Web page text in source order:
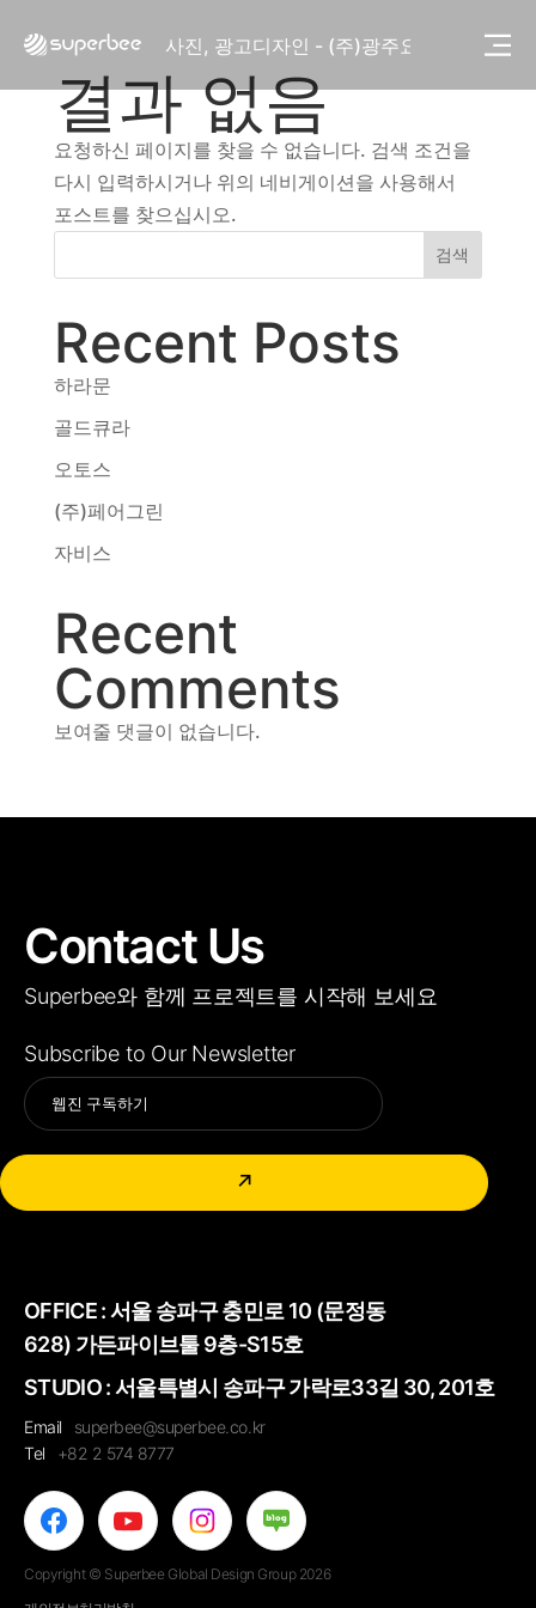
사진, 광고디자인 - (주)광주요
웹사이트 - (주)세스코
제품디자인 - 삼성전자㈜
동영상, CI - 카피어랜드㈜
동영상, 홈페이지 - (주)분독
동영상, 카탈로그 - 피자마루
웹사이트 - 백조씽크
패키지, 디자인 - 고려은단
동영상 - ㈜고피자
동영상 - 모모스커피㈜
동영상, 카탈로그 - 피자마루
웹사이트 - 백조씽크
사진, 광고디자인 - 중외제약
패키지, 디자인 - 고려은단
동영상 - (주)듀오백
동영상 - 삼양홀딩스
결과 없음
요청하신 페이지를 찾을 수 없습니다. 검색 조건을
다시 입력하시거나 위의 네비게이션을 사용해서
포스트를 찾으십시오.
검색
Recent Posts
하라문
골드큐라
오토스
(주)페어그린
자비스
Recent
Comments
보여줄 댓글이 없습니다.
Contact Us
Superbee와 함께 프로젝트를 시작해 보세요
Subscribe to Our Newsletter
↗
Alternative:
OFFICE :서울 송파구 충민로 10 (문정동
628) 가든파이브툴 9층-S15호
STUDIO : 서울특별시 송파구 가락로33길 30, 201호
Email
superbee@superbee.co.kr
Tel
+82 2 574 8777
Copyright © Superbee Global Design Group 2026